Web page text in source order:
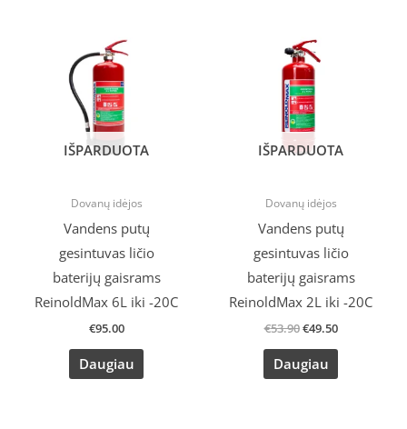
IŠPARDUOTA
Dovanų idėjos
Vandens putų
gesintuvas ličio
baterijų gaisrams
ReinoldMax 6L iki -20C
€95.00
Daugiau
IŠPARDUOTA
Dovanų idėjos
Vandens putų
gesintuvas ličio
baterijų gaisrams
ReinoldMax 2L iki -20C
€53.90
was:
€53.90.
€49.50
Daugiau